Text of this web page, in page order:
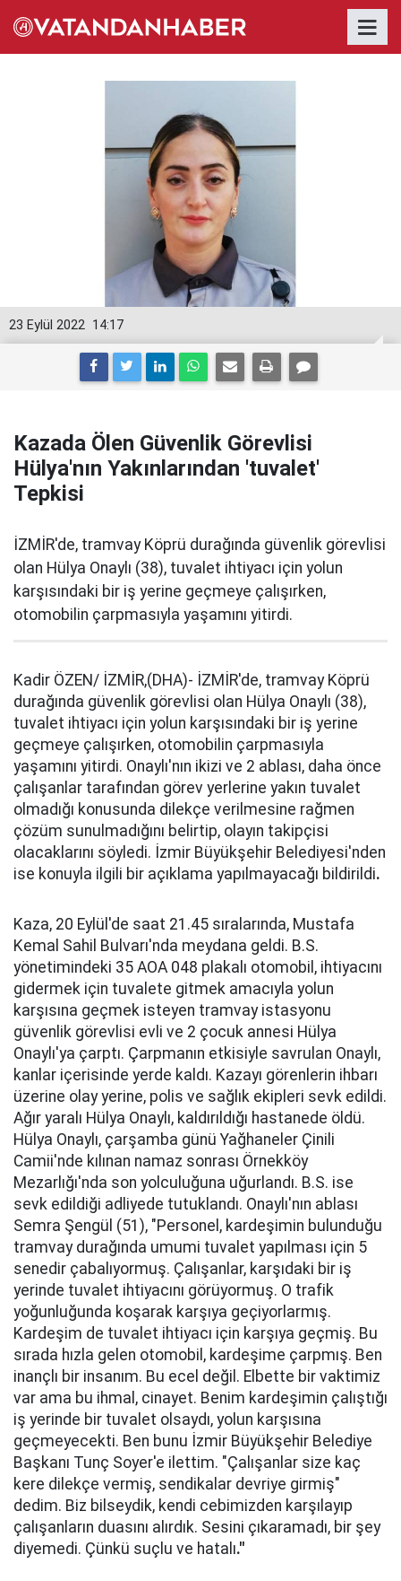
14:17
23 Eylül 2022
Kazada Ölen Güvenlik Görevlisi
Hülya'nın Yakınlarından 'tuvalet'
Tepkisi
İZMİR'de, tramvay Köprü durağında güvenlik görevlisi
olan Hülya Onaylı (38), tuvalet ihtiyacı için yolun
karşısındaki bir iş yerine geçmeye çalışırken,
otomobilin çarpmasıyla yaşamını yitirdi.
Kadir ÖZEN/ İZMİR,(DHA)- İZMİR'de, tramvay Köprü
durağında güvenlik görevlisi olan Hülya Onaylı (38),
tuvalet ihtiyacı için yolun karşısındaki bir iş yerine
geçmeye çalışırken, otomobilin çarpmasıyla
yaşamını yitirdi. Onaylı'nın ikizi ve 2 ablası, daha önce
çalışanlar tarafından görev yerlerine yakın tuvalet
olmadığı konusunda dilekçe verilmesine rağmen
çözüm sunulmadığını belirtip, olayın takipçisi
olacaklarını söyledi. İzmir Büyükşehir Belediyesi'nden
ise konuyla ilgili bir açıklama yapılmayacağı bildirildi.
Kaza, 20 Eylül'de saat 21.45 sıralarında, Mustafa
Kemal Sahil Bulvarı'nda meydana geldi. B.S.
yönetimindeki 35 AOA 048 plakalı otomobil, ihtiyacını
gidermek için tuvalete gitmek amacıyla yolun
karşısına geçmek isteyen tramvay istasyonu
güvenlik görevlisi evli ve 2 çocuk annesi Hülya
Onaylı'ya çarptı. Çarpmanın etkisiyle savrulan Onaylı,
kanlar içerisinde yerde kaldı. Kazayı görenlerin ihbarı
üzerine olay yerine, polis ve sağlık ekipleri sevk edildi.
Ağır yaralı Hülya Onaylı, kaldırıldığı hastanede öldü.
Hülya Onaylı, çarşamba günü Yağhaneler Çinili
Camii'nde kılınan namaz sonrası Örnekköy
Mezarlığı'nda son yolculuğuna uğurlandı. B.S. ise
sevk edildiği adliyede tutuklandı. Onaylı'nın ablası
Semra Şengül (51), "Personel, kardeşimin bulunduğu
tramvay durağında umumi tuvalet yapılması için 5
senedir çabalıyormuş. Çalışanlar, karşıdaki bir iş
yerinde tuvalet ihtiyacını görüyormuş. O trafik
yoğunluğunda koşarak karşıya geçiyorlarmış.
Kardeşim de tuvalet ihtiyacı için karşıya geçmiş. Bu
sırada hızla gelen otomobil, kardeşime çarpmış. Ben
inançlı bir insanım. Bu ecel değil. Elbette bir vaktimiz
var ama bu ihmal, cinayet. Benim kardeşimin çalıştığı
iş yerinde bir tuvalet olsaydı, yolun karşısına
geçmeyecekti. Ben bunu İzmir Büyükşehir Belediye
Başkanı Tunç Soyer'e ilettim. "Çalışanlar size kaç
kere dilekçe vermiş, sendikalar devriye girmiş"
dedim. Biz bilseydik, kendi cebimizden karşılayıp
çalışanların duasını alırdık. Sesini çıkaramadı, bir şey
diyemedi. Çünkü suçlu ve hatalı."